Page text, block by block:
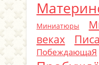
Миниатюры
веках
ПобеждающаЯ